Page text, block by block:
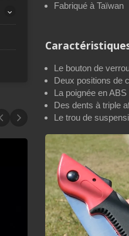
Fabriqué à Taïwan
Le bouton de
Deux positions de
La poignée en
Des dents à triple
Le trou de